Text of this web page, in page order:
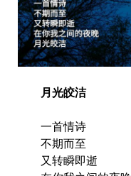
月光皎洁
一首情诗
不期而至
又转瞬即逝